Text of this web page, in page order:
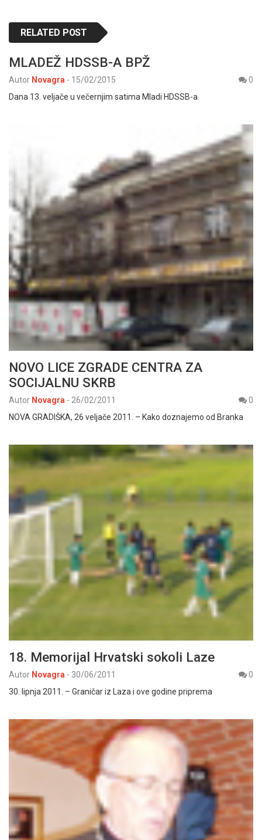
RELATED POST
MLADEŽ HDSSB-A BPŽ
Autor Novagra - 15/02/2015
0
Dana 13. veljače u večernjim satima Mladi HDSSB-a
NOVO LICE ZGRADE CENTRA ZA
SOCIJALNU SKRB
Autor Novagra - 26/02/2011
0
NOVA GRADIŠKA, 26 veljače 2011. – Kako doznajemo od Branka
18. Memorijal Hrvatski sokoli Laze
Autor Novagra - 30/06/2011
0
30. lipnja 2011. – Graničar iz Laza i ove godine priprema